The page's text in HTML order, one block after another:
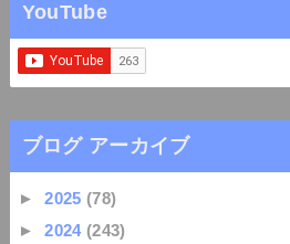
YouTube
ブログ アーカイブ
►2025 (78)
►2024 (243)